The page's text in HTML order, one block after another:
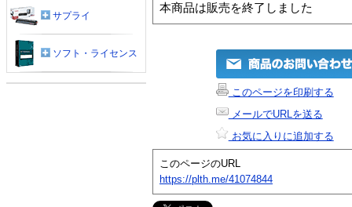
本商品は販売を終了しました
このページを印刷する
メールでURLを送る
お気に入りに追加する
このページのURL
https://plth.me/41074844
サプライ
ソフト・ライセンス